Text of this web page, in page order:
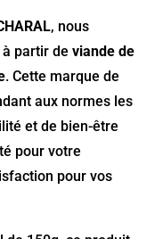
, nous
à partir deviande de
. Cette marque de
aux normes les
et de bien-être
pour votre
pour vos